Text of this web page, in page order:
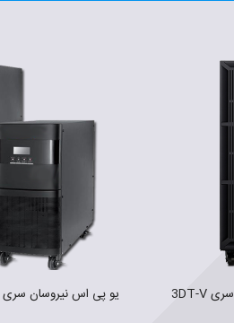
یو پی اس سری NS-Power Tech 3/3